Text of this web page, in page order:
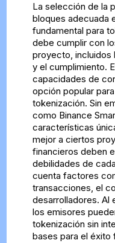
La selección de la
bloques adecuada
fundamental para
debe cumplir con
proyecto, incluidos
y el cumplimiento.
capacidades de
opción popular
tokenización. Sin
como Binance
características
mejor a ciertos
financieros deben
debilidades de
cuenta factores
transacciones, el
desarrolladores. Al
los emisores
tokenización sin
bases para el éxito